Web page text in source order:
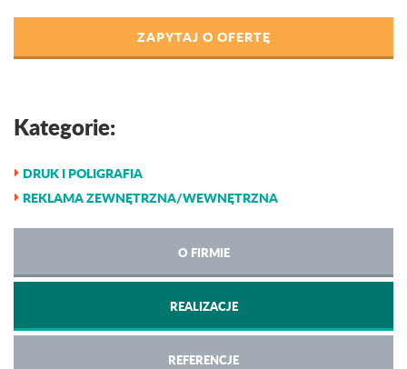
ZAPYTAJ O OFERTĘ
Kategorie:
DRUK I POLIGRAFIA
REKLAMA ZEWNĘTRZNA/WEWNĘTRZNA
O FIRMIE
REALIZACJE
REFERENCJE